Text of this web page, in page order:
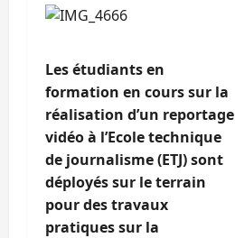
Les étudiants en
formation en cours sur la
réalisation d’un reportage
vidéo à l’Ecole technique
de journalisme (ETJ) sont
déployés sur le terrain
pour des travaux
pratiques sur la